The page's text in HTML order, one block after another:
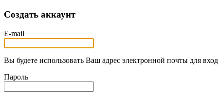
Создать аккаунт
E-mail
Вы будете использовать Ваш адрес электронной почты для
Пароль